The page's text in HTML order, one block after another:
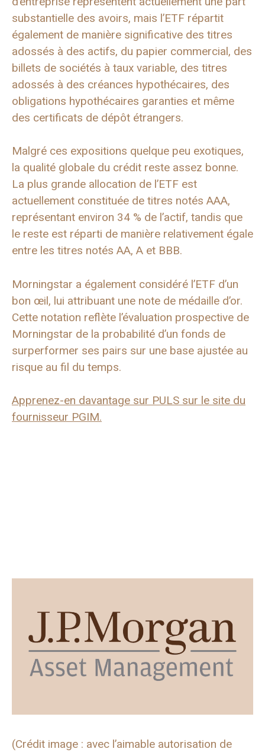
substantielle des avoirs, mais l’ETF répartit
également de manière significative des titres
adossés à des actifs, du papier commercial, des
billets de sociétés à taux variable, des titres
adossés à des créances hypothécaires, des
obligations hypothécaires garanties et même
des certificats de dépôt étrangers.
Malgré ces expositions quelque peu exotiques,
la qualité globale du crédit reste assez bonne.
La plus grande allocation de l’ETF est
actuellement constituée de titres notés AAA,
représentant environ 34 % de l’actif, tandis que
le reste est réparti de manière relativement égale
entre les titres notés AA, A et BBB.
Morningstar a également considéré l’ETF d’un
bon œil, lui attribuant une note de médaille d’or.
Cette notation reflète l’évaluation prospective de
Morningstar de la probabilité d’un fonds de
surperformer ses pairs sur une base ajustée au
risque au fil du temps.
Apprenez-en davantage sur PULS sur le site du
fournisseur PGIM.
(Crédit image : avec l’aimable autorisation de